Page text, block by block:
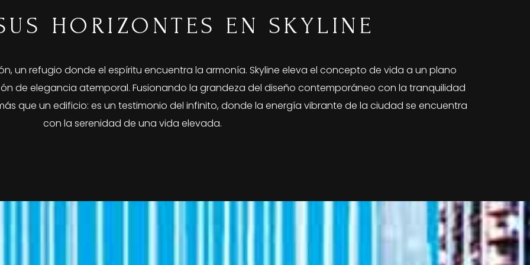
HORIZONTES EN SKYLINE
un refugio donde el espíritu encuentra la armonía. Skyline eleva el concepto de vida a un plano
de elegancia atemporal. Fusionando la grandeza del diseño contemporáneo con la tranquilidad
que un edificio: es un testimonio del infinito, donde la energía vibrante de la ciudad se encuentra
con la serenidad de una vida elevada.